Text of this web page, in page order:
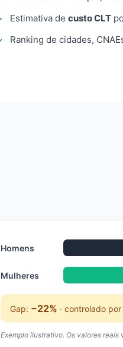
Estimativa de custo CLT
Ranking de cidades,
Homens
Mulheres
Gap: −22% · controlado
Exemplo ilustrativo. Os valores reais